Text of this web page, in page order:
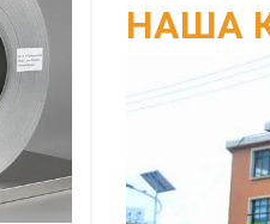
НАША